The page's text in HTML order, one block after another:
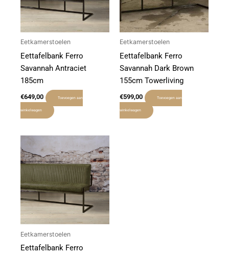
Eetkamerstoelen
Eettafelbank Ferro
Savannah Antraciet
185cm
€649,00 Toevoegen aan
winkelwagen
Eetkamerstoelen
Eettafelbank Ferro
Savannah Dark Brown
155cm Towerliving
€599,00 Toevoegen aan
winkelwagen
Eetkamerstoelen
Eettafelbank Ferro